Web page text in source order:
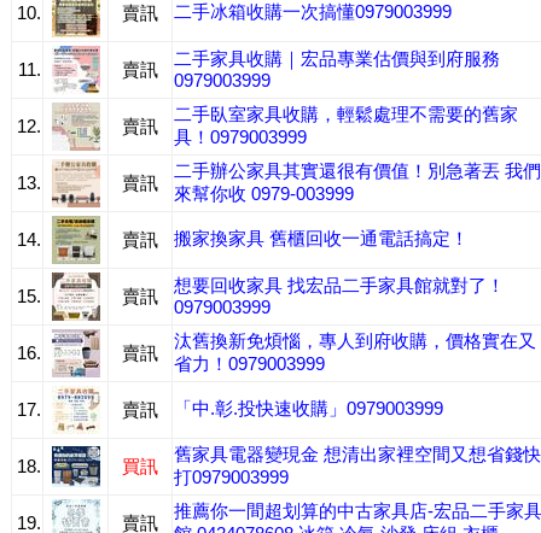
10. 賣訊 二手冰箱收購一次搞懂0979003999
11. 賣訊
二手家具收購｜宏品專業估價與到府服務
0979003999
12. 賣訊
二手臥室家具收購，輕鬆處理不需要的舊家
具！0979003999
13. 賣訊
二手辦公家具其實還很有價值！別急著丟 我們
來幫你收 0979-003999
14. 賣訊 搬家換家具 舊櫃回收一通電話搞定！
15. 賣訊
想要回收家具 找宏品二手家具館就對了！
0979003999
16. 賣訊
汰舊換新免煩惱，專人到府收購，價格實在又
省力！0979003999
17. 賣訊 「中.彰.投快速收購」0979003999
18. 買訊
舊家具電器變現金 想清出家裡空間又想省錢快
打0979003999
19. 賣訊
推薦你一間超划算的中古家具店-宏品二手家具